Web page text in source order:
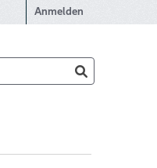
Anmelden